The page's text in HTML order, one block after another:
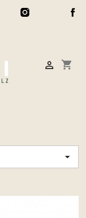
shopping_cart

